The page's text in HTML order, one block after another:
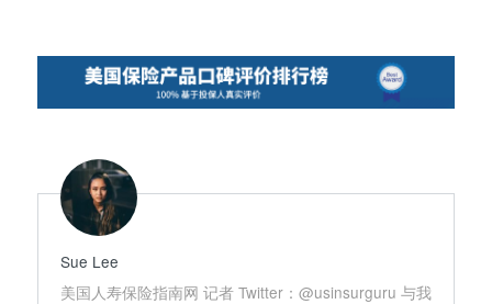
Sue Lee
美国人寿保险指南网 记者 Twitter：@usinsurguru 与我